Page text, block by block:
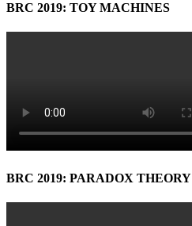
BRC 2019: TOY MACHINES
BRC 2019: PARADOX THEORY